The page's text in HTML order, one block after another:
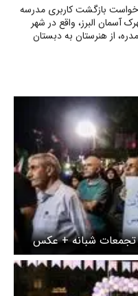
بازگشت کاربری مدرسه
آسمان البرز، واقع در شهر
از هنرستان به دبستان
تجمعات شبانه + عکس